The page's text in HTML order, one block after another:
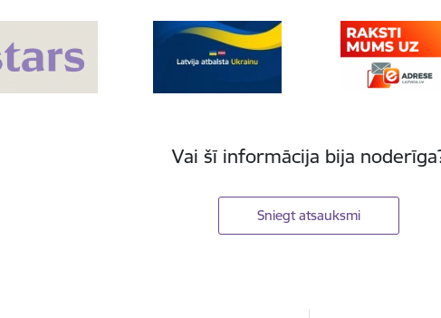
Vai šī informācija bija
Sniegt atsauksmi